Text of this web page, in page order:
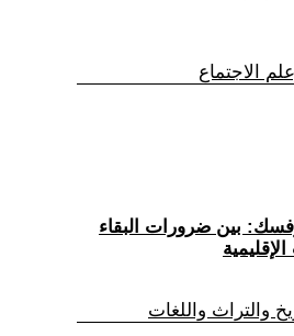
الاجتماع
بين ضرورات البقاء
والتراث واللغات